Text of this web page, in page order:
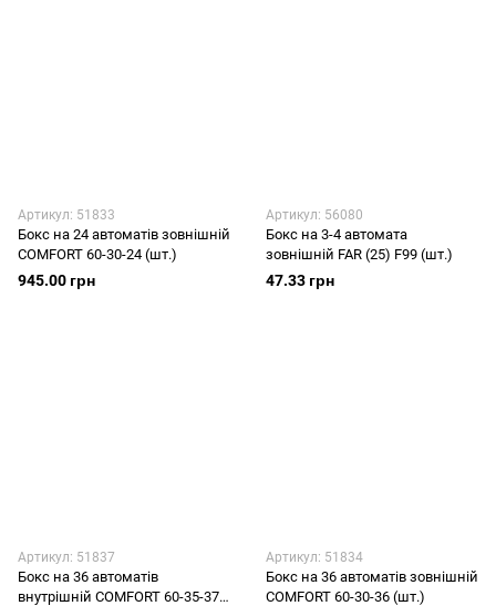
Артикул: 51833
Бокс на 24 автоматів зовнішній
COMFORT 60-30-24 (шт.)
945.00 грн
Артикул: 56080
Бокс на 3-4 автомата
зовнішній FAR (25) F99 (шт.)
47.33 грн
Артикул: 51837
Бокс на 36 автоматів
внутрішній COMFORT 60-35-37
Артикул: 51834
Бокс на 36 автоматів зовнішній
COMFORT 60-30-36 (шт.)